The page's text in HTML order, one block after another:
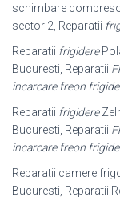
schimbare
sector 2, Reparatii
Reparatii frigidere
Bucuresti, Reparatii
incarcare freon
Reparatii frigidere
Bucuresti, Reparatii
incarcare freon
Reparatii camere
Bucuresti, Reparatii